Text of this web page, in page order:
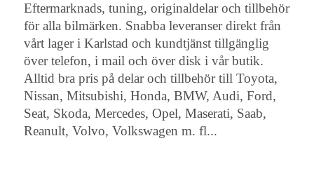
Eftermarknads, tuning, originaldelar och tillbehör
för alla bilmärken. Snabba leveranser direkt från
vårt lager i Karlstad och kundtjänst tillgänglig
över telefon, i mail och över disk i vår butik.
Alltid bra pris på delar och tillbehör till Toyota,
Nissan, Mitsubishi, Honda, BMW, Audi, Ford,
Seat, Skoda, Mercedes, Opel, Maserati, Saab,
Reanult, Volvo, Volkswagen m. fl...